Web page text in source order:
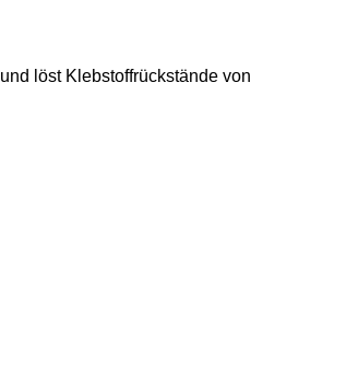
löst Klebstoffrückstände von